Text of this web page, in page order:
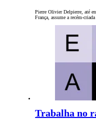
Pierre Olivier Delpierre, até
França, assume a recém-
Trabalha no